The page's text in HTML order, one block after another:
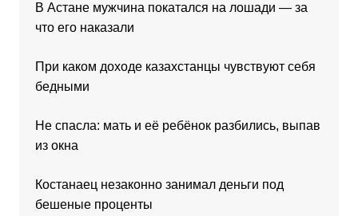
В Астане мужчина покатался на лошади — за
что его наказали
При каком доходе казахстанцы чувствуют себя
бедными
Не спасла: мать и её ребёнок разбились, выпав
из окна
Костанаец незаконно занимал деньги под
бешеные проценты